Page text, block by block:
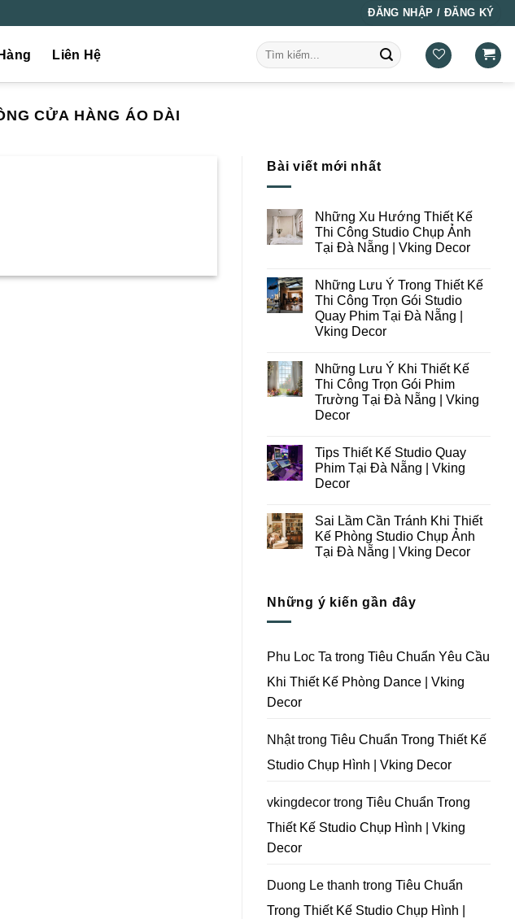
ĐĂNG NHẬP / ĐĂNG KÝ
Liên Hệ
Tìm
kiếm:
CỬA HÀNG ÁO DÀI
Bài viết mới nhất
Những Xu Hướng Thiết Kế
Thi Công Studio Chụp Ảnh
Tại Đà Nẵng | Vking Decor
bình
luận
ở
Những
Xu
Hướng
Thi
Công
Studio
Chụp
Ảnh
Tại
Vking
Decor
Những Lưu Ý Trong Thiết Kế
Thi Công Trọn Gói Studio
Quay Phim Tại Đà Nẵng |
Vking Decor
bình
luận
ở
Những
Lưu
Ý
Kế
Thi
Công
Trọn
Quay
Phim
Tại
Đà
Nẵng
Những Lưu Ý Khi Thiết Kế
Thi Công Trọn Gói Phim
Trường Tại Đà Nẵng | Vking
Decor
bình
luận
ở
Những
Khi
Thiết
Kế
Thi
Công
Trường
Tại
Vking
Decor
Tips Thiết Kế Studio Quay
Phim Tại Đà Nẵng | Vking
Decor
bình
luận
ở
Tips
Quay
Phim
Vking
Sai Lầm Cần Tránh Khi Thiết
Kế Phòng Studio Chụp Ảnh
Tại Đà Nẵng | Vking Decor
luận
ở
Tránh
Khi
Kế
Tại
Đà
Nẵng
|
Những ý kiến gần đây
Phu Loc Ta trong Tiêu Chuẩn Yêu Cầu
Khi Thiết Kế Phòng Dance | Vking
Decor
Nhậttrong Tiêu Chuẩn Trong Thiết Kế
Studio Chụp Hình | Vking Decor
vkingdecor trong Tiêu Chuẩn Trong
Thiết Kế Studio Chụp Hình | Vking
Decor
Duong Le thanh trong Tiêu Chuẩn
Trong Thiết Kế Studio Chụp Hình |